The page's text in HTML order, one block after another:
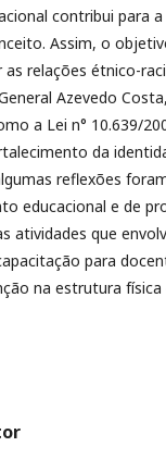
contribui para
Assim, o
relações étnico-
Azevedo
a Lei n° 10.639/
da
reflexões
educacional e de
atividades que
para
na estrutura